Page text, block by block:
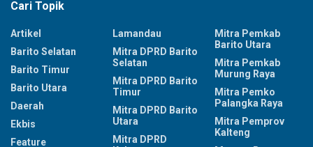
Cari Topik
Artikel
Barito Selatan
Barito Timur
Barito Utara
Daerah
Ekbis
Feature
Lamandau
Mitra DPRD Barito
Selatan
Mitra DPRD Barito
Timur
Mitra DPRD Barito
Utara
Mitra DPRD
Mitra Pemkab
Barito Utara
Mitra Pemkab
Murung Raya
Mitra Pemko
Palangka Raya
Mitra Pemprov
Kalteng